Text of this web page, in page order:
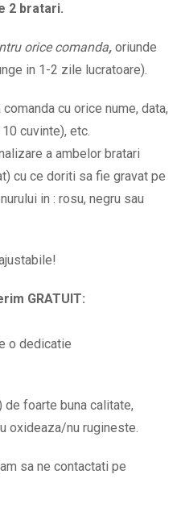
2 bratari.
orice comanda, oriunde
in 1-2 zile lucratoare).
cu orice nume, data,
cuvinte), etc.
a ambelor bratari
cu ce doriti sa fie gravat pe
in : rosu, negru sau
GRATUIT:
o dedicatie
foarte buna calitate,
oxideaza/nu rugineste.
sa ne contactati pe